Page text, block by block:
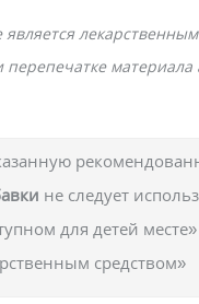
не следует
для детей месте»
средством»